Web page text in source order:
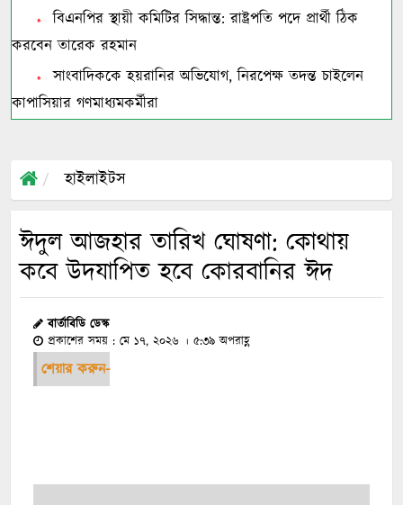
বিএনপির স্থায়ী কমিটির সিদ্ধান্ত: রাষ্ট্রপতি পদে প্রার্থী ঠিক
করবেন তারেক রহমান
সাংবাদিককে হয়রানির অভিযোগ, নিরপেক্ষ তদন্ত চাইলেন
কাপাসিয়ার গণমাধ্যমকর্মীরা
হাইলাইটস
ঈদুল আজহার তারিখ ঘোষণা: কোথায়
কবে উদযাপিত হবে কোরবানির ঈদ
বার্তাবিডি ডেস্ক
প্রকাশের সময় : মে ১৭, ২০২৬ । ৫:৩৯ অপরাহ্ণ
শেয়ার করুন-